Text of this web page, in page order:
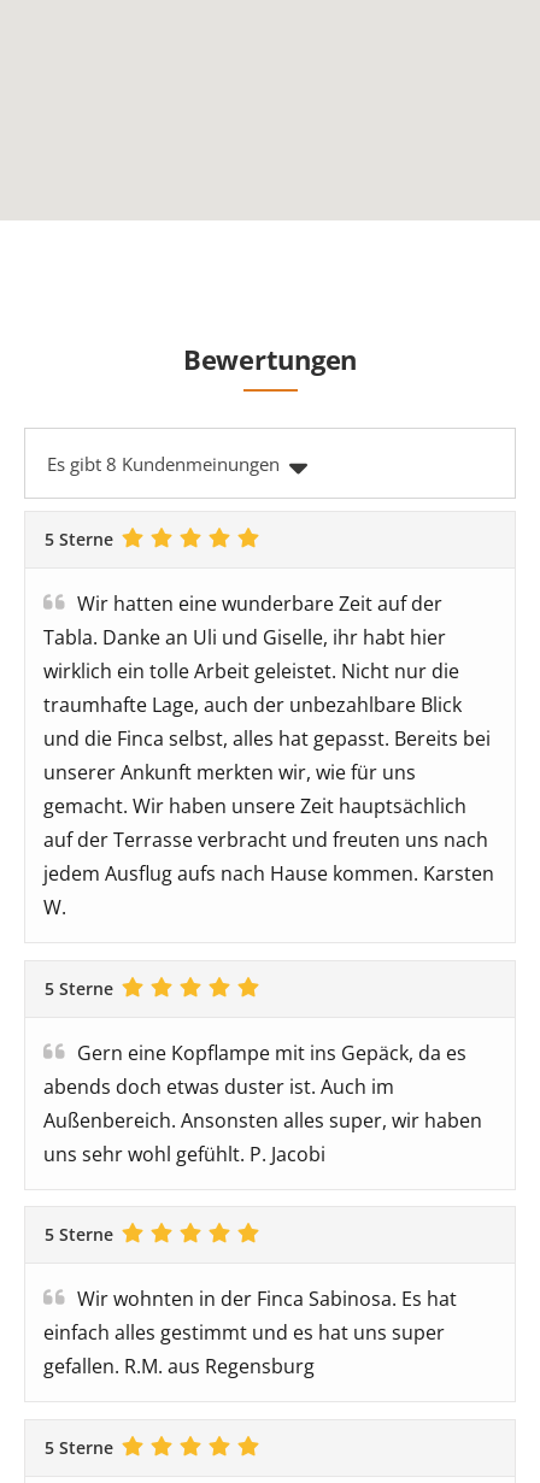
Bewertungen
Es gibt 8 Kundenmeinungen
5 Sterne
Wir hatten eine wunderbare Zeit auf der
Tabla. Danke an Uli und Giselle, ihr habt hier
wirklich ein tolle Arbeit geleistet. Nicht nur die
traumhafte Lage, auch der unbezahlbare Blick
und die Finca selbst, alles hat gepasst. Bereits bei
unserer Ankunft merkten wir, wie für uns
gemacht. Wir haben unsere Zeit hauptsächlich
auf der Terrasse verbracht und freuten uns nach
jedem Ausflug aufs nach Hause kommen. Karsten
W.
5 Sterne
Gern eine Kopflampe mit ins Gepäck, da es
abends doch etwas duster ist. Auch im
Außenbereich. Ansonsten alles super, wir haben
uns sehr wohl gefühlt. P. Jacobi
5 Sterne
Wir wohnten in der Finca Sabinosa. Es hat
einfach alles gestimmt und es hat uns super
gefallen. R.M. aus Regensburg
5 Sterne